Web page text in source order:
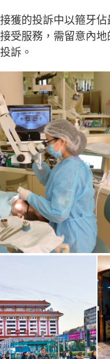
獲的投訴中以箍牙
受服務，需留意內
訴。